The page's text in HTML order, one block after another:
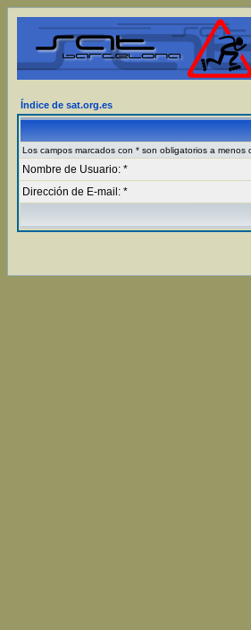
Índice de sat.org.es
Los campos marcados con * son obligatorios a menos
Nombre de Usuario: *
Dirección de E-mail: *